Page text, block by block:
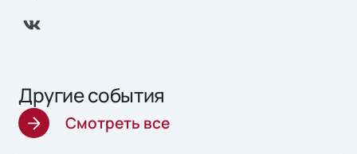
Другие события
Смотреть все